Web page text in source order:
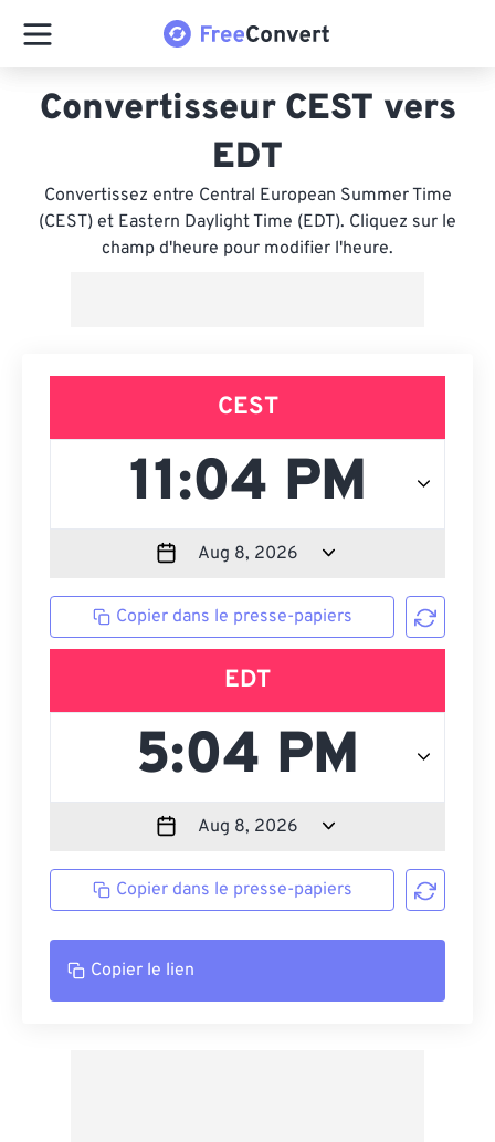
Convertisseur CEST vers
EDT
Convertissez entre Central European Summer Time
(CEST) et Eastern Daylight Time (EDT). Cliquez sur le
champ d'heure pour modifier l'heure.
CEST
Copier dans le presse-papiers
EDT
Copier dans le presse-papiers
Copier le lien